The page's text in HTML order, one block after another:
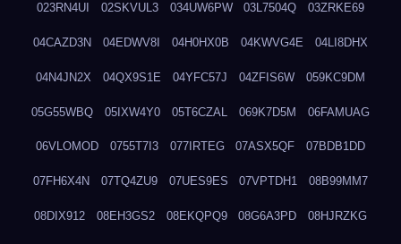
023RN4UI 02SKVUL3 034UW6PW 03L7504Q 03ZRKE69
04CAZD3N 04EDWV8I 04H0HX0B 04KWVG4E 04LI8DHX
04N4JN2X 04QX9S1E 04YFC57J 04ZFIS6W 059KC9DM
05G55WBQ 05IXW4Y0 05T6CZAL 069K7D5M 06FAMUAG
06VLOMOD 0755T7I3 077IRTEG 07ASX5QF 07BDB1DD
07FH6X4N 07TQ4ZU9 07UES9ES 07VPTDH1 08B99MM7
08DIX912 08EH3GS2 08EKQPQ9 08G6A3PD 08HJRZKG